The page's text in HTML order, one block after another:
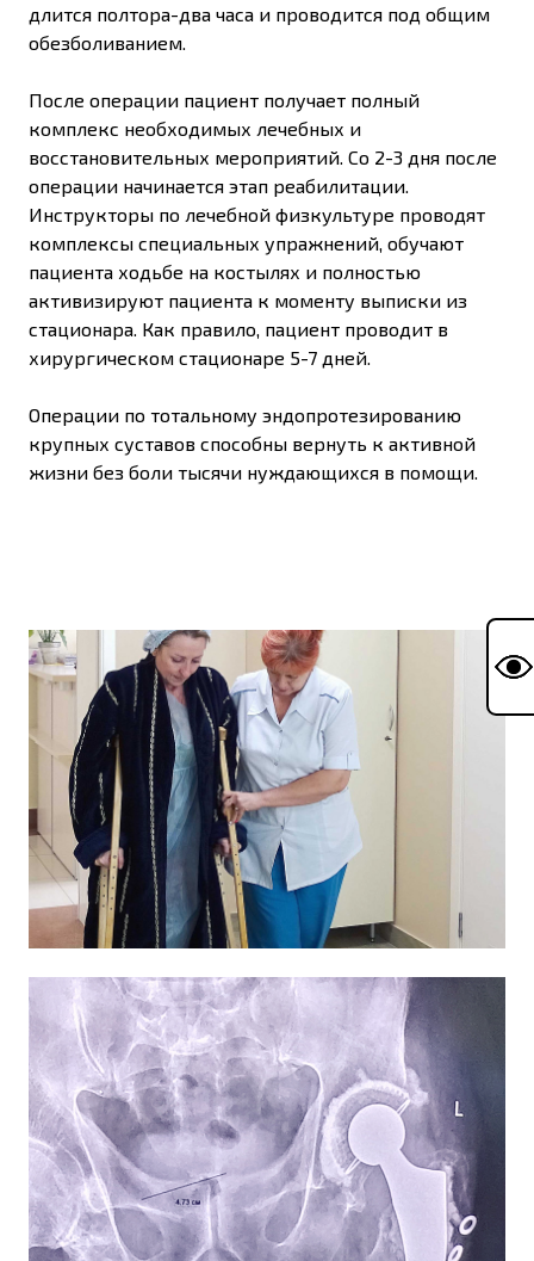
длится полтора-два часа и проводится под общим
обезболиванием.
После операции пациент получает полный
комплекс необходимых лечебных и
восстановительных мероприятий. Со 2-3 дня после
операции начинается этап реабилитации.
Инструкторы по лечебной физкультуре проводят
комплексы специальных упражнений, обучают
пациента ходьбе на костылях и полностью
активизируют пациента к моменту выписки из
стационара. Как правило, пациент проводит в
хирургическом стационаре 5-7 дней.
Операции по тотальному эндопротезированию
крупных суставов способны вернуть к активной
жизни без боли тысячи нуждающихся в помощи.